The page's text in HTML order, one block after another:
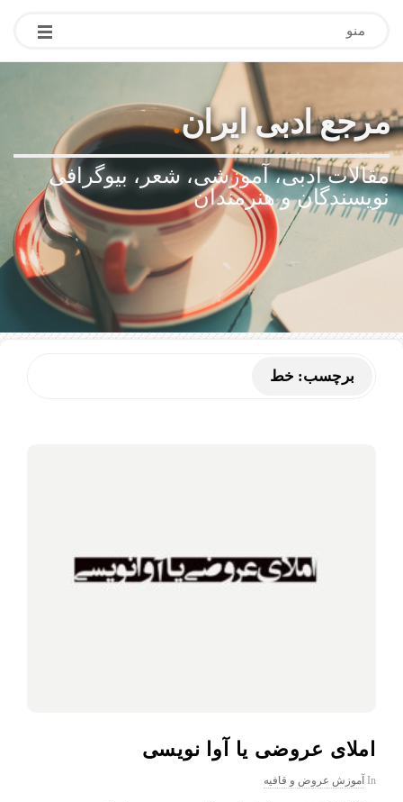
منو
مرجع ادبی ایران.
مقالات ادبی، آموزشی، شعر، بیوگرافی
نویسندگان و هنرمندان
برچسب: خط
املای عروضی یا آوا نویسی
In آموزش عروض و قافیه